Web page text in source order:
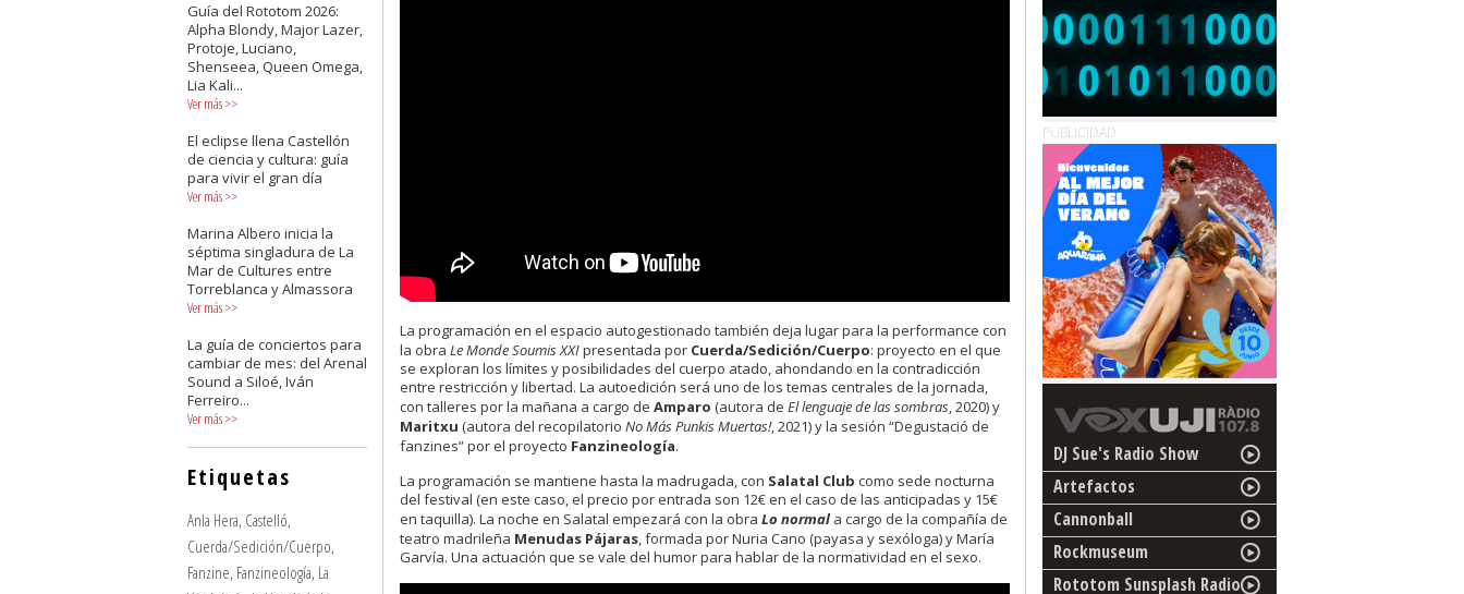
Guía del Rototom 2026:
Alpha Blondy, Major Lazer,
Protoje, Luciano,
Shenseea, Queen Omega,
Lia Kali...
Ver más>>
El eclipse llena Castellón
de ciencia y cultura: guía
para vivir el gran día
Ver más>>
Marina Albero inicia la
séptima singladura de La
Mar de Cultures entre
Torreblanca y Almassora
Ver más>>
La guía de conciertos para
cambiar de mes: del Arenal
Sound a Siloé, Iván
Ferreiro...
Ver más>>
Etiquetas
Anla Hera, Castelló,
Cuerda/Sedición/Cuerpo,
Fanzine, Fanzineología, La
La programación en el espacio autogestionado también deja lugar para la performance con
la obra Le Monde Soumis XXIpresentada por Cuerda/Sedición/Cuerpo: proyecto en el que
se exploran los límites y posibilidades del cuerpo atado, ahondando en la contradicción
entre restricción y libertad. La autoedición será uno de los temas centrales de la jornada,
con talleres por la mañana a cargo de Amparo (autora de El lenguaje de las sombras, 2020) y
Maritxu (autora del recopilatorio No Más Punkis Muertas!, 2021) y la sesión “Degustació de
fanzines” por el proyecto Fanzineología.
La programación se mantiene hasta la madrugada, con Salatal Club como sede nocturna
del festival (en este caso, el precio por entrada son 12€ en el caso de las anticipadas y 15€
en taquilla). La noche en Salatal empezará con la obra Lo normala cargo de la compañía de
teatro madrileña Menudas Pájaras, formada por Nuria Cano (payasa y sexóloga) y María
Garvía. Una actuación que se vale del humor para hablar de la normatividad en el sexo.
PUBLICIDAD
DJ Sue's Radio Show
Artefactos
Cannonball
Rockmuseum
Rototom Sunsplash Radio